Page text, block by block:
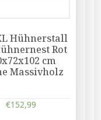
Hühnerstall
Rot
cm
Massivholz
€152,99